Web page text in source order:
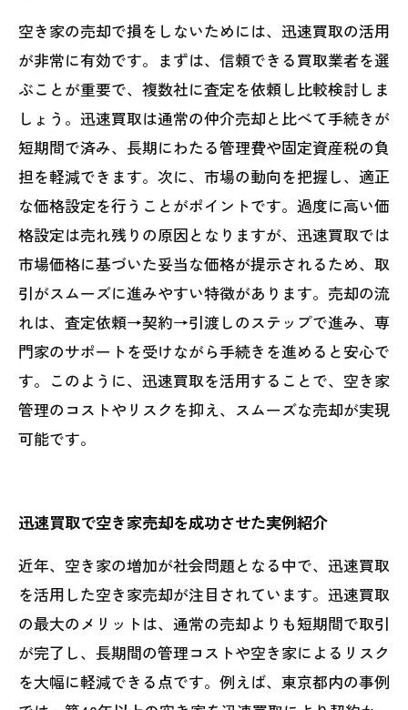
空き家の売却で損をしないためには、迅速買取の活用
が非常に有効です。まずは、信頼できる買取業者を選
ぶことが重要で、複数社に査定を依頼し比較検討しま
しょう。迅速買取は通常の仲介売却と比べて手続きが
短期間で済み、長期にわたる管理費や固定資産税の負
担を軽減できます。次に、市場の動向を把握し、適正
な価格設定を行うことがポイントです。過度に高い価
格設定は売れ残りの原因となりますが、迅速買取では
市場価格に基づいた妥当な価格が提示されるため、取
引がスムーズに進みやすい特徴があります。売却の流
れは、査定依頼→契約→引渡しのステップで進み、専
門家のサポートを受けながら手続きを進めると安心で
す。このように、迅速買取を活用することで、空き家
管理のコストやリスクを抑え、スムーズな売却が実現
可能です。
迅速買取で空き家売却を成功させた実例紹介
近年、空き家の増加が社会問題となる中で、迅速買取
を活用した空き家売却が注目されています。迅速買取
の最大のメリットは、通常の売却よりも短期間で取引
が完了し、長期間の管理コストや空き家によるリスク
を大幅に軽減できる点です。例えば、東京都内の事例